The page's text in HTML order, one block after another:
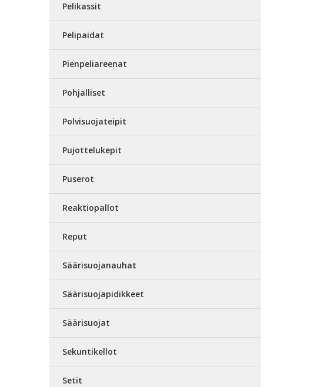
Pelikassit
Pelipaidat
Pienpeliareenat
Pohjalliset
Polvisuojateipit
Pujottelukepit
Puserot
Reaktiopallot
Reput
Säärisuojanauhat
Säärisuojapidikkeet
Säärisuojat
Sekuntikellot
Setit